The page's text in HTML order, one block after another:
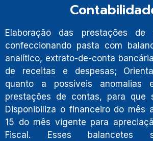
Elaboração das prestações de
confeccionando pasta com
analítico, extrato-de-conta
de receitas e despesas;
quanto a possíveis anomalias
prestações de contas, para que
Disponibiliza o financeiro do mês
15 do mês vigente para
Fiscal. Esses balancetes